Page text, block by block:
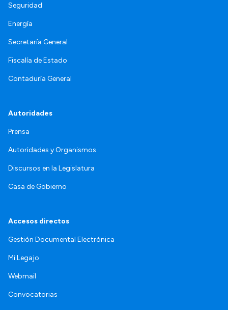
Seguridad
Energía
Secretaría General
Fiscalía de Estado
Contaduría General
Autoridades
Prensa
Autoridades y Organismos
Discursos en la Legislatura
Casa de Gobierno
Accesos directos
Gestión Documental Electrónica
Mi Legajo
Webmail
Convocatorias